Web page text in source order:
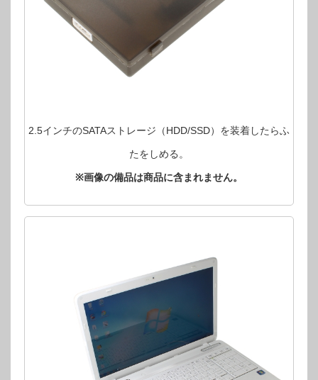
2.5インチのSATAストレージ（HDD/SSD）を装着したらふ
たをしめる。
※画像の備品は商品に含まれません。